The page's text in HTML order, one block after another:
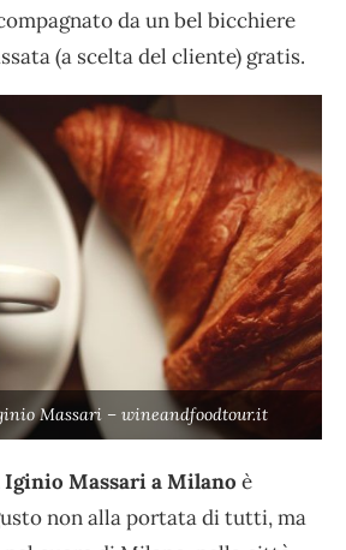
da un bel bicchiere
(a scelta del cliente) gratis.
Massari – wineandfoodtour.it
Iginio Massari a Milano è
non alla portata di tutti, ma